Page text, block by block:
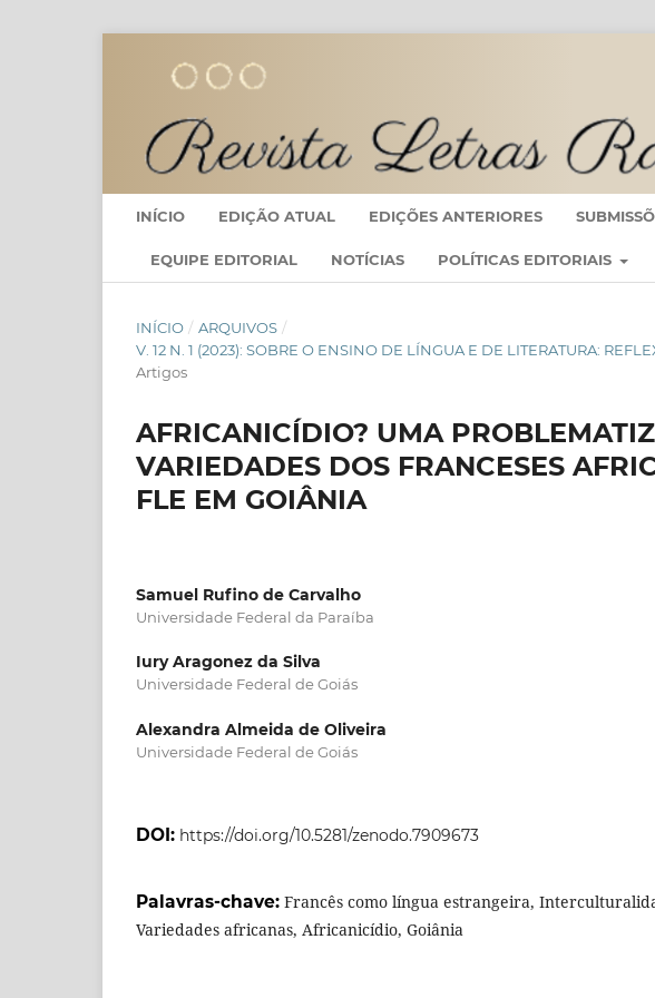
INÍCIO EDIÇÃO ATUAL EDIÇÕES ANTERIORES
EQUIPE EDITORIAL NOTÍCIAS POLÍTICAS EDITORIAIS
INÍCIO / ARQUIVOS /
V. 12 N. 1 (2023): SOBRE O ENSINO DE LÍNGUA E DE LITERATURA:
Artigos
AFRICANICÍDIO? UMA
VARIEDADES DOS FRANCESES
FLE EM GOIÂNIA
Samuel Rufino de Carvalho
Universidade Federal da Paraíba
Iury Aragonez da Silva
Universidade Federal de Goiás
Alexandra Almeida de Oliveira
Universidade Federal de Goiás
DOI: https://doi.org/10.5281/zenodo.7909673
Palavras-chave: Francês como língua estrangeira,
Variedades africanas, Africanicídio, Goiânia